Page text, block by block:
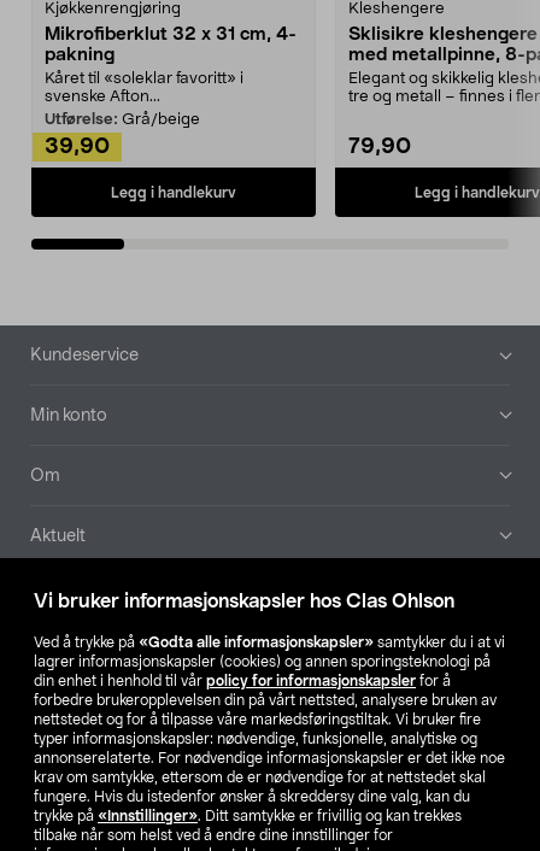
Vi bruker informasjonskapsler hos Clas Ohlson
Ved å trykke på «Godta alle informasjonskapsler» samtykker du i at vi
lagrer informasjonskapsler (cookies) og annen sporingsteknologi på
din enhet i henhold til vår policy for informasjonskapsler for å
forbedre brukeropplevelsen din på vårt nettsted, analysere bruken av
nettstedet og for å tilpasse våre markedsføringstiltak. Vi bruker fire
typer informasjonskapsler: nødvendige, funksjonelle, analytiske og
annonserelaterte. For nødvendige informasjonskapsler er det ikke noe
krav om samtykke, ettersom de er nødvendige for at nettstedet skal
fungere. Hvis du istedenfor ønsker å skreddersy dine valg, kan du
trykke på «Innstillinger». Ditt samtykke er frivillig og kan trekkes
tilbake når som helst ved å endre dine innstillinger for
Kjøkkenrengjøring
Mikrofiberklut 32 x 31 cm, 4-
pakning
Kåret til «soleklar favoritt» i
svenske Afton...
Utførelse: Grå/beige
39,90
Legg i handlekurv
Kleshengere
Sklisikre
med metallpinne, 8-
Elegant og skikkelig
tre og metall – finnes i
79,90
Legg i handlekurv
Bunntekst
Kundeservice
Min konto
Om
Aktuelt
Våre selskaper
Finn din butikk
SE NO FI